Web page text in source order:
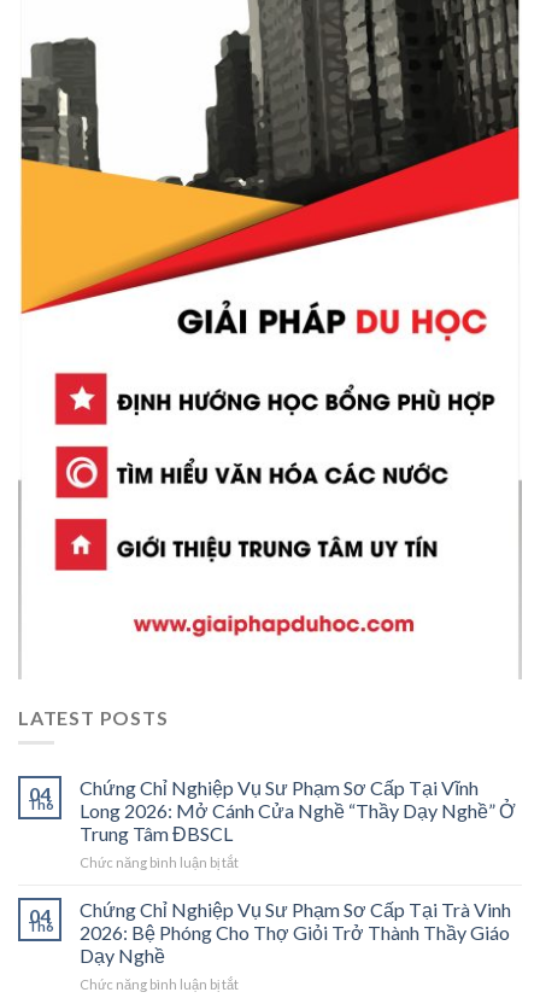
LATEST POSTS
04
Th6
Chứng Chỉ Nghiệp Vụ Sư Phạm Sơ Cấp Tại Vĩnh
Long 2026: Mở Cánh Cửa Nghề “Thầy Dạy Nghề” Ở
Trung Tâm ĐBSCL
Chức năng bình luận bị tắtở
Chỉ
Nghiệp
Vụ
Phạm
04
Th6
Chứng Chỉ Nghiệp Vụ Sư Phạm Sơ Cấp Tại Trà Vinh
2026: Bệ Phóng Cho Thợ Giỏi Trở Thành Thầy Giáo
Dạy Nghề
Chức năng bình luận bị tắtở